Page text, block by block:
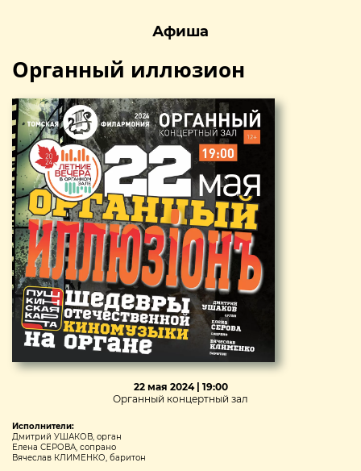
Афиша
Органный иллюзион
22 мая 2024 | 19:00
Органный концертный зал
Исполнители:
Дмитрий УШАКОВ, орган
Елена СЕРОВА, сопрано
Вячеслав КЛИМЕНКО, баритон